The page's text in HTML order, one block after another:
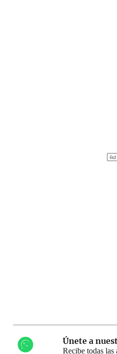
Únete a
Recibe todas las